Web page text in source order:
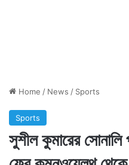
Home / News / Sports
Sports
সুশীল কুমারের